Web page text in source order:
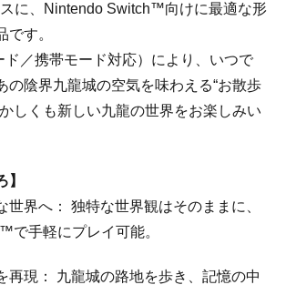
に、Nintendo Switch™向けに最適な形
です。
／携帯モード対応）により、いつで
の陰界九龍城の空気を味わえる“お散歩
しくも新しい九龍の世界をお楽しみい
】
世界へ： 独特な世界観はそのままに、
で手軽にプレイ可能。
再現： 九龍城の路地を歩き、記憶の中